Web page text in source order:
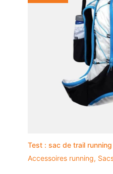
Test : sac de trail
Accessoires running,